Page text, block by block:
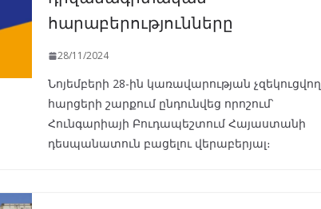
հարաբերությունները
28/11/2024
Նոյեմբերի 28-ին կառավարության չզեկուցվող
հարցերի շարքում ընդունվեց որոշում՝
Հունգարիայի Բուդապեշտում Հայաստանի
դեսպանատուն բացելու վերաբերյալ։